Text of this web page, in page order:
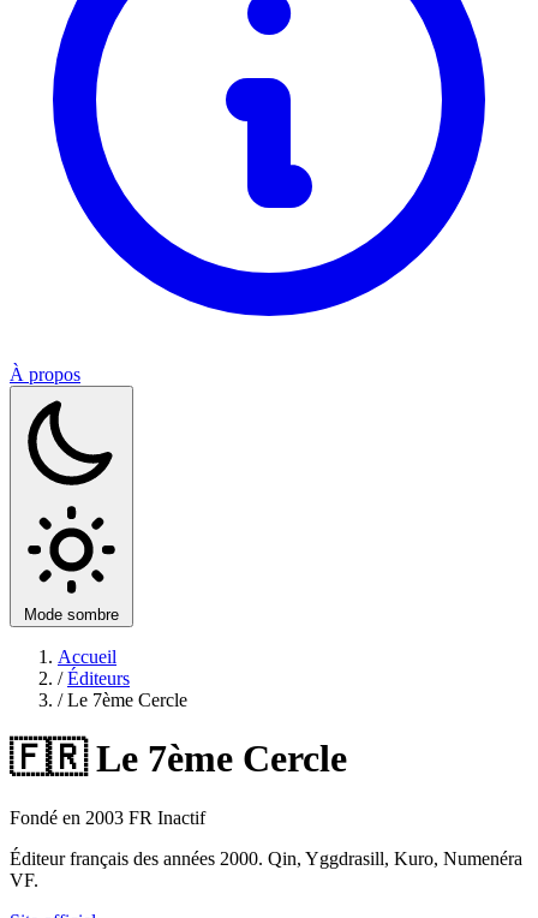
À propos
Mode sombre
Accueil
/ Éditeurs
/ Le 7ème Cercle
🇫🇷Le 7ème Cercle
Fondé en 2003 FR Inactif
Éditeur français des années 2000. Qin, Yggdrasill, Kuro, Numenéra
VF.